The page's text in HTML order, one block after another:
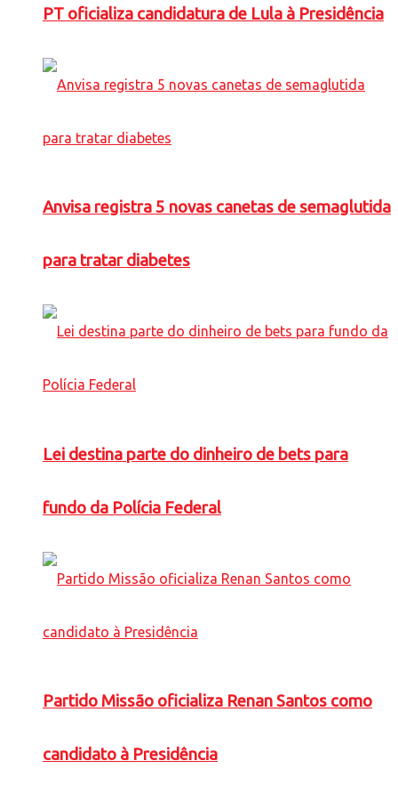
PT oficializa candidatura de Lula à Presidência
Anvisa registra 5 novas canetas de semaglutida
para tratar diabetes
Lei destina parte do dinheiro de bets para
fundo da Polícia Federal
Partido Missão oficializa Renan Santos como
candidato à Presidência